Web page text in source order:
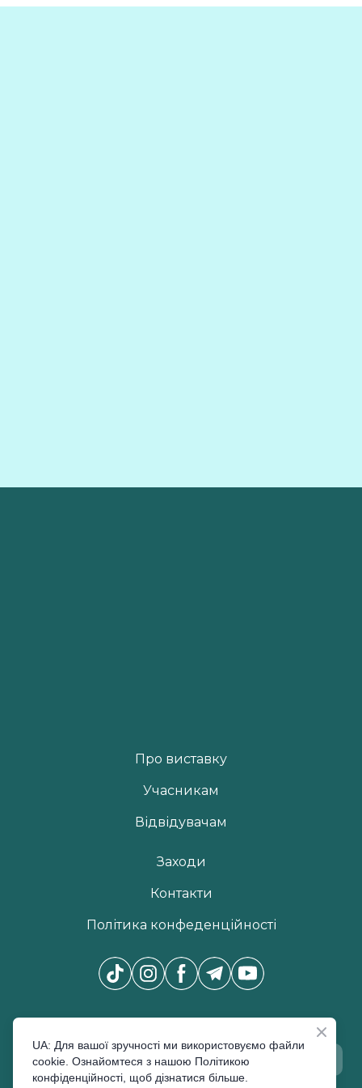
Про виставку
Учасникам
Відвідувачам
Заходи
Контакти
Політика конфеденційності
UA: Для вашої зручності ми використовуємо файли
cookie. Ознайомтеся з нашою Політикою
конфіденційності, щоб дізнатися більше.